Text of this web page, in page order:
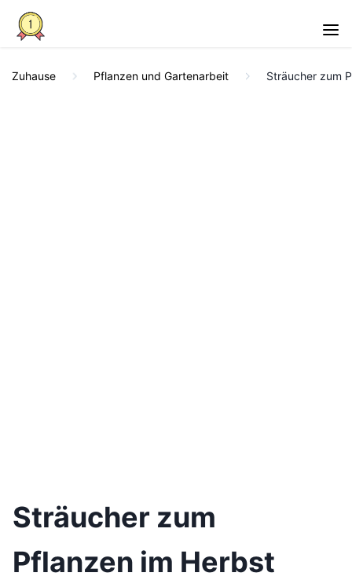
Zuhause Pflanzen und Gartenarbeit Sträucher zum
Sträucher zum
Pflanzen im Herbst